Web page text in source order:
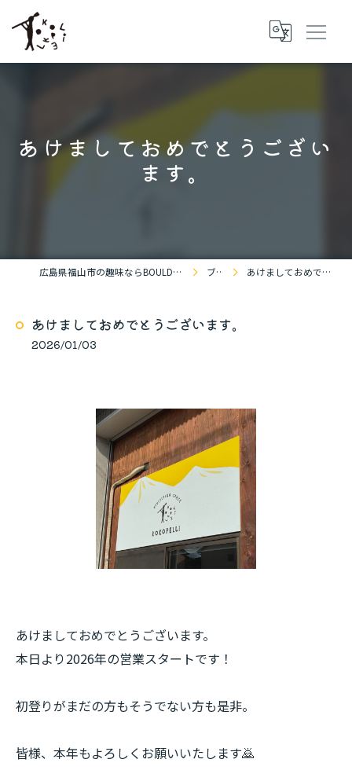
あけましておめでとうござい
ます。
広島県福山市の趣味ならBOULDERING SPACE KOKOPELLi ブログ あけましておめでとうございます。
あけましておめでとうございます。
2026/01/03
あけましておめでとうございます。
本日より2026年の営業スタートです！
初登りがまだの方もそうでない方も是非。
皆様、本年もよろしくお願いいたします🙇